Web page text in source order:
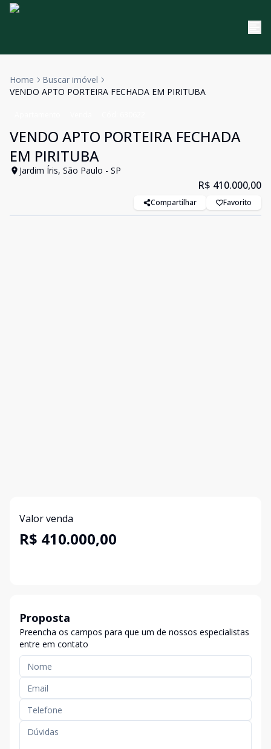
Home
Buscar imóvel
VENDO APTO PORTEIRA FECHADA EM PIRITUBA
VENDO APTO PORTEIRA FECHADA
EM PIRITUBA
Jardim Íris, São Paulo - SP
R$ 410.000,00
Compartilhar Favorito
Valor venda
R$ 410.000,00
Proposta
Preencha os campos para que um de nossos especialistas
entre em contato